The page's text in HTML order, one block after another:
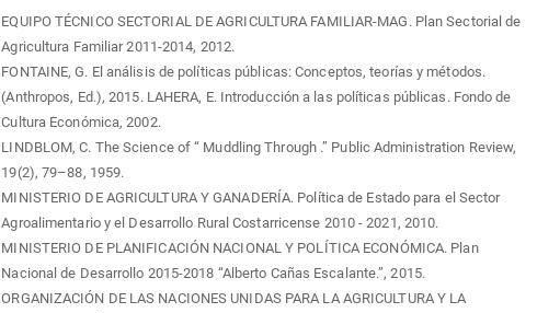
EQUIPO TÉCNICO SECTORIAL DE AGRICULTURA FAMILIAR-MAG. Plan Sectorial de
Agricultura Familiar 2011-2014, 2012.
FONTAINE, G. El análisis de políticas públicas: Conceptos, teorías y métodos.
(Anthropos, Ed.), 2015. LAHERA, E. Introducción a las políticas públicas. Fondo de
Cultura Económica, 2002.
LINDBLOM, C. The Science of “ Muddling Through .” Public Administration Review,
19(2), 79–88, 1959.
MINISTERIO DE AGRICULTURA Y GANADERÍA. Política de Estado para el Sector
Agroalimentario y el Desarrollo Rural Costarricense 2010 - 2021, 2010.
MINISTERIO DE PLANIFICACIÓN NACIONAL Y POLÍTICA ECONÓMICA. Plan
Nacional de Desarrollo 2015-2018 “Alberto Cañas Escalante.”, 2015.
ORGANIZACIÓN DE LAS NACIONES UNIDAS PARA LA AGRICULTURA Y LA